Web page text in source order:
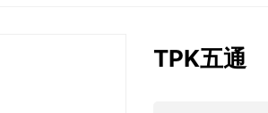
TPK五通